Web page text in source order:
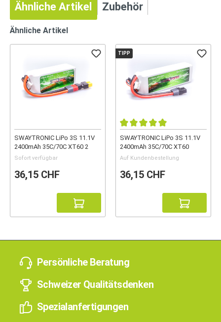
Ähnliche Artikel Zubehör
Ähnliche Artikel
SWAYTRONIC LiPo 3S 11.1V
2400mAh 35C/70C XT60 2
Sofort verfügbar
36,15 CHF
TIPP
SWAYTRONIC LiPo 3S 11.1V
2400mAh 35C/70C XT60
Auf Kundenbestellung
36,15 CHF
Persönliche Beratung
Schweizer Qualitätsdenken
Spezialanfertigungen